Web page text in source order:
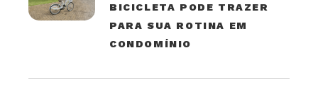
BICICLETA PODE TRAZER
PARA SUA ROTINA EM
CONDOMÍNIO